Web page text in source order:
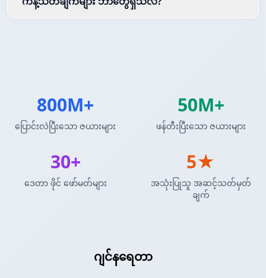
ဂျင်နရေတာ
800M+
ပြောင်းလဲပြီးသော ဇယားများ
50M+
ဖန်တီးပြီးသော ဇယားများ
30+
ဒေတာ ဖိုင် ဖော်မတ်များ
5★
အသုံးပြုသူ အဆင့်သတ်မှတ်
ချက်